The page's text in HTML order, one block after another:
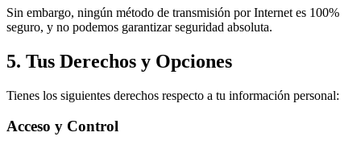
Sin embargo, ningún método de transmisión por Internet es 100%
seguro, y no podemos garantizar seguridad absoluta.
5. Tus Derechos y Opciones
Tienes los siguientes derechos respecto a tu información personal:
Acceso y Control